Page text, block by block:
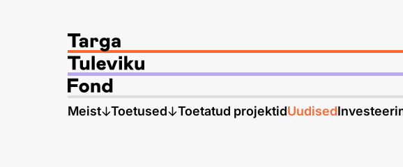
Meist Toetused Toetatud projektidUudised